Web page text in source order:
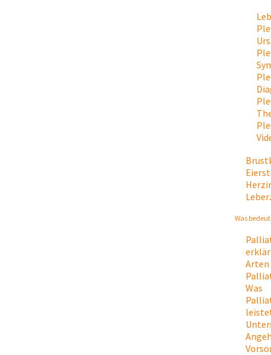
Was
Arten
Was